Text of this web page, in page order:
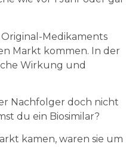
Medikaments
Markt kommen. In der
Wirkung und
Nachfolger doch nicht
du ein Biosimilar?
kamen, waren sie um